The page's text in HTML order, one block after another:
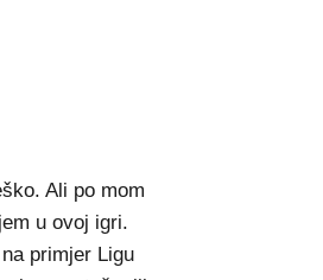
Ali po mom
u ovoj igri.
primjer Ligu